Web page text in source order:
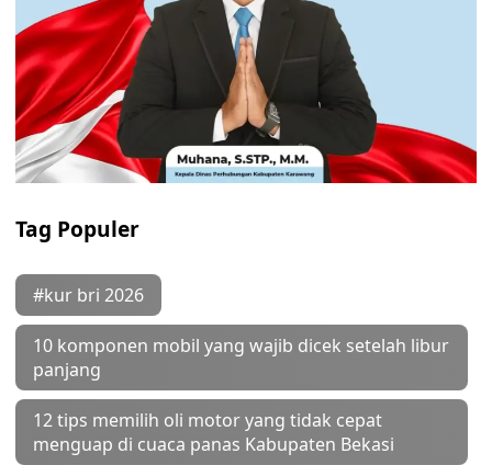
Tag Populer
#kur bri 2026
10 komponen mobil yang wajib dicek setelah libur
panjang
12 tips memilih oli motor yang tidak cepat
menguap di cuaca panas Kabupaten Bekasi